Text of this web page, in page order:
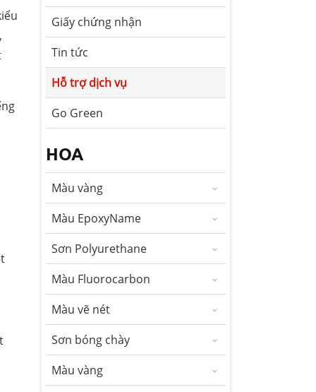
Giấy chứng nhận
Tin tức
Hỗ trợ dịch vụ
Go Green
HOA
Màu vàng
Màu EpoxyName
Sơn Polyurethane
Màu Fluorocarbon
Màu vẽ nét
Sơn bóng chày
Màu vàng